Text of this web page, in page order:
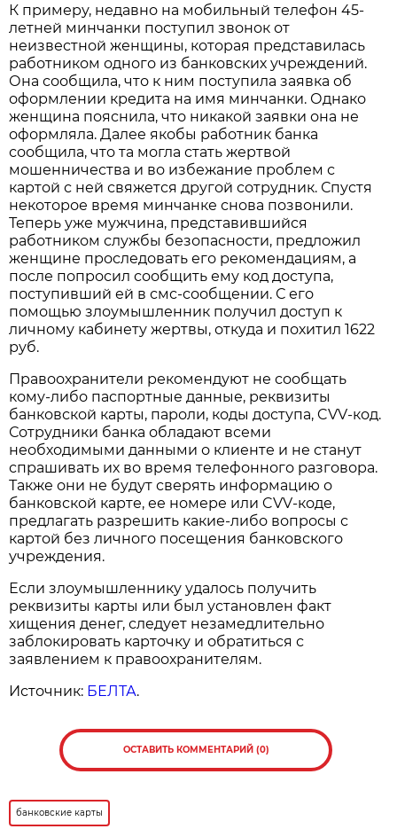
К примеру, недавно на мобильный телефон 45-
летней минчанки поступил звонок от
неизвестной женщины, которая представилась
работником одного из банковских учреждений.
Она сообщила, что к ним поступила заявка об
оформлении кредита на имя минчанки. Однако
женщина пояснила, что никакой заявки она не
оформляла. Далее якобы работник банка
сообщила, что та могла стать жертвой
мошенничества и во избежание проблем с
картой с ней свяжется другой сотрудник. Спустя
некоторое время минчанке снова позвонили.
Теперь уже мужчина, представившийся
работником службы безопасности, предложил
женщине проследовать его рекомендациям, а
после попросил сообщить ему код доступа,
поступивший ей в смс-сообщении. С его
помощью злоумышленник получил доступ к
личному кабинету жертвы, откуда и похитил 1622
руб.
Правоохранители рекомендуют не сообщать
кому-либо паспортные данные, реквизиты
банковской карты, пароли, коды доступа, CVV-код.
Сотрудники банка обладают всеми
необходимыми данными о клиенте и не станут
спрашивать их во время телефонного разговора.
Также они не будут сверять информацию о
банковской карте, ее номере или CVV-коде,
предлагать разрешить какие-либо вопросы с
картой без личного посещения банковского
учреждения.
Если злоумышленнику удалось получить
реквизиты карты или был установлен факт
хищения денег, следует незамедлительно
заблокировать карточку и обратиться с
заявлением к правоохранителям.
Источник: БЕЛТА.
ОСТАВИТЬ КОММЕНТАРИЙ (0)
банковские карты